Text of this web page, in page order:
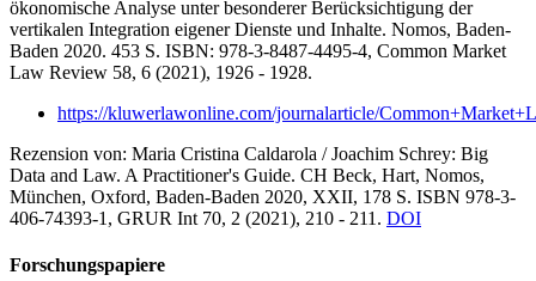
ökonomische Analyse unter besonderer Berücksichtigung der
vertikalen Integration eigener Dienste und Inhalte. Nomos, Baden-
Baden 2020. 453 S. ISBN: 978-3-8487-4495-4, Common Market
Law Review 58, 6 (2021), 1926 - 1928.
https://kluwerlawonline.com/journalarticle/
Rezension von: Maria Cristina Caldarola / Joachim Schrey: Big
Data and Law. A Practitioner's Guide. CH Beck, Hart, Nomos,
München, Oxford, Baden-Baden 2020, XXII, 178 S. ISBN 978-3-
406-74393-1, GRUR Int 70, 2 (2021), 210 - 211. DOI
Forschungspapiere